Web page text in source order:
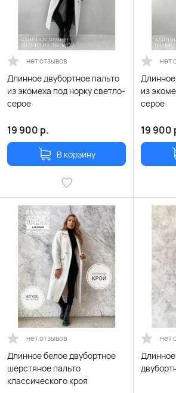
нет отзывов
Длинное двубортное пальто
из экомеха под норку светло-
серое
19 900 р.
В корзину
нет
из
серое
19 900
нет отзывов
Длинное белое двубортное
шерстяное пальто
классического кроя
нет